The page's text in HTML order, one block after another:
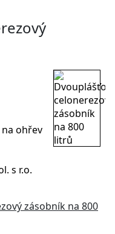
ohřev
s r.o.
zásobník na 800